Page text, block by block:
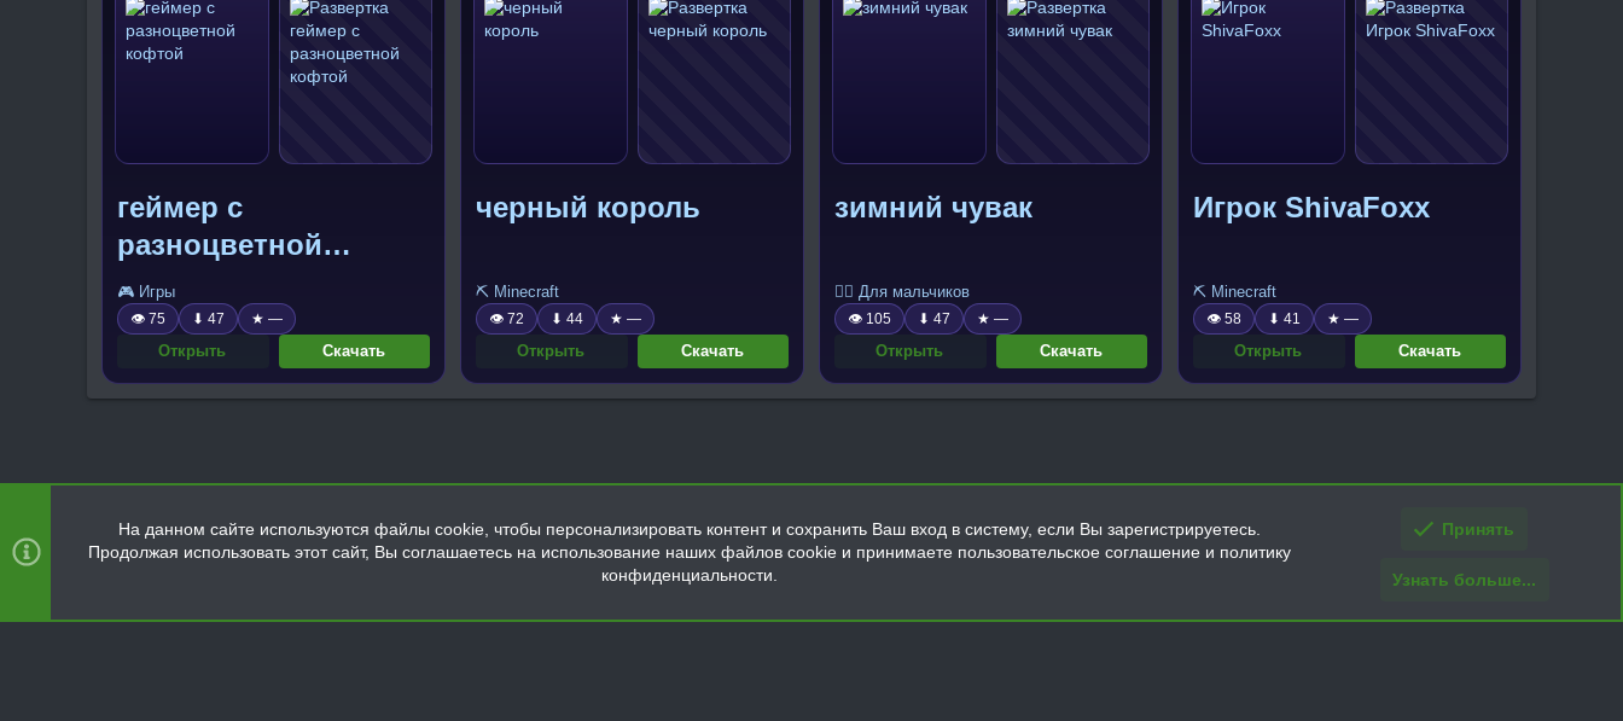
геймер с
разноцветной
кофтой
🎮 Игры
👁 75 ⬇ 47 ★ —
Открыть Скачать
черный король
⛏️ Minecraft
👁 72 ⬇ 44 ★ —
Открыть Скачать
зимний чувак
🧍‍♂️ Для мальчиков
👁 105 ⬇ 47 ★ —
Открыть Скачать
Игрок ShivaFoxx
⛏️ Minecraft
👁 58 ⬇ 41 ★ —
Открыть Скачать
Главная
R
S
На данном сайте используются файлы cookie, чтобы персонализировать контент и сохранить Ваш вход в систему, если Вы зарегистрируетесь.
Продолжая использовать этот сайт, Вы соглашаетесь на использование наших файлов cookie и принимаете пользовательское соглашение и политику
конфиденциальности.
Принять
Узнать больше...